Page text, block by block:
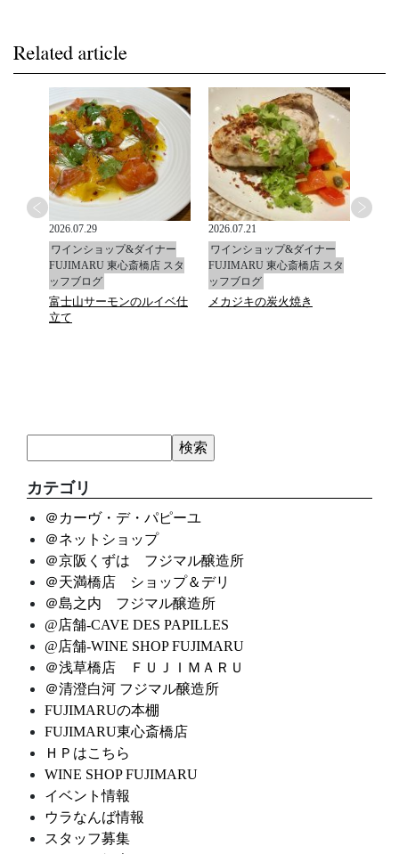
2026.07.29
ワインショップ&ダイナー
FUJIMARU 東心斎橋店 スタ
ッフブログ
富士山サーモンのルイベ仕
立て
2026.07.21
ワインショップ&ダイナー
FUJIMARU 東心斎橋店 スタ
ッフブログ
メカジキの炭火焼き
カテゴリ
＠カーヴ・デ・パピーユ
＠ネットショップ
＠京阪くずは フジマル醸造所
＠天満橋店 ショップ＆デリ
＠島之内 フジマル醸造所
@店舗-CAVE DES PAPILLES
@店舗-WINE SHOP FUJIMARU
＠浅草橋店 ＦＵＪＩＭＡＲＵ
＠清澄白河 フジマル醸造所
FUJIMARUの本棚
FUJIMARU東心斎橋店
ＨＰはこちら
WINE SHOP FUJIMARU
イベント情報
ウラなんば情報
スタッフ募集